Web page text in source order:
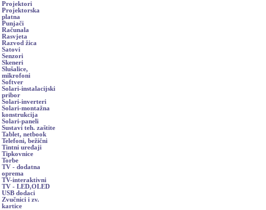
Projektori
Projektorska
platna
Punjači
Računala
Rasvjeta
Razvod žica
Satovi
Senzori
Skeneri
Slušalice,
mikrofoni
Softver
Solari-instalacijski
pribor
Solari-inverteri
Solari-montažna
konstrukcija
Solari-paneli
Sustavi teh. zaštite
Tablet, netbook
Telefoni, bežični
Tintni uređaji
Tipkovnice
Torbe
TV - dodatna
oprema
TV-interaktivni
TV - LED,OLED
USB dodaci
Zvučnici i zv.
kartice